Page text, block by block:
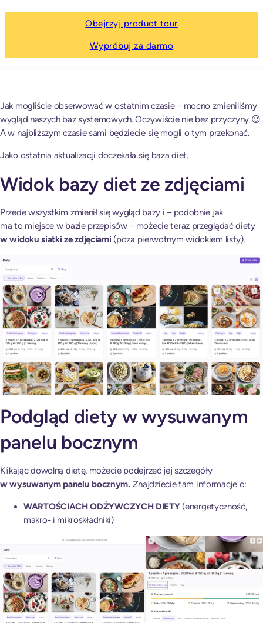
Obejrzyj product tour
Wypróbuj za darmo
Jak mogliście obserwować w ostatnim czasie – mocno zmieniliśmy
wygląd naszych baz systemowych. Oczywiście nie bez przyczyny 😉
A w najbliższym czasie sami będziecie się mogli o tym przekonać.
Jako ostatnia aktualizacji doczekała się baza diet.
Widok bazy diet ze zdjęciami
Przede wszystkim zmienił się wygląd bazy i – podobnie jak
ma to miejsce w bazie przepisów – możecie teraz przeglądać diety
w widoku siatki ze zdjęciami(poza pierwotnym widokiem listy).
Podgląd diety w wysuwanym
panelu bocznym
Klikając dowolną dietę, możecie podejrzeć jej szczegóły
w wysuwanym panelu bocznym. Znajdziecie tam informacje o:
WARTOŚCIACH ODŻYWCZYCH DIETY(energetyczność,
makro- i mikroskładniki)